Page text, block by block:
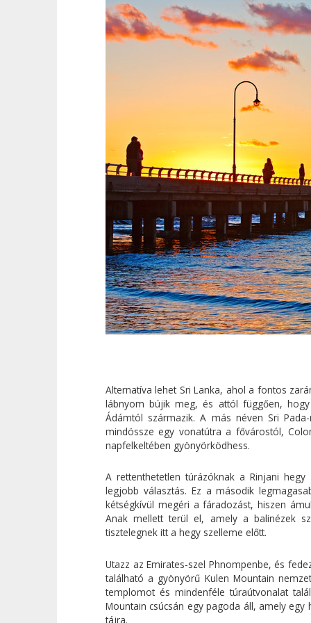
Alternatíva lehet Sri Lanka, ahol a fontos
lábnyom bújik meg, és attól függően,
Ádámtól származik. A más néven Sri
mindössze egy vonatútra a fővárostól,
napfelkeltében gyönyörködhess.
A rettenthetetlen túrázóknak a Rinjani
legjobb választás. Ez a második
kétségkívül megéri a fáradozást, hiszen
Anak mellett terül el, amely a balinézek
tisztelegnek itt a hegy szelleme előtt.
Utazz az Emirates-szel Phnompenbe, és
található a gyönyörű Kulen Mountain
templomot és mindenféle túraútvonalat
Mountain csúcsán egy pagoda áll, amely
tájra.